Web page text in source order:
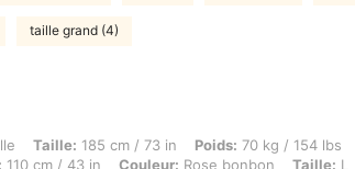
taille grand (4)
185 cm / 73 in, Poids: 70 kg / 154 lbs, Hanches:
Taille: 185 cm / 73 in Poids: 70 kg / 154 lbs
110 cm / 43 in Couleur: Rose bonbon Taille: L